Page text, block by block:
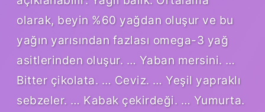
olarak, beyin %60 yağdan oluşur ve bu
yağın yarısından fazlası omega-3 yağ
asitlerinden oluşur. … Yaban mersini. …
Bitter çikolata. … Ceviz. … Yeşil yapraklı
sebzeler. … Kabak çekirdeği. … Yumurta.